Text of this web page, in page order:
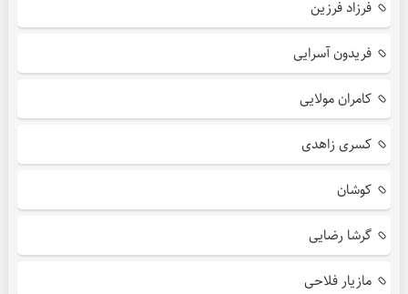
فرزاد فرزین
فریدون آسرایی
کامران مولایی
کسری زاهدی
کوشان
گرشا رضایی
مازیار فلاحی